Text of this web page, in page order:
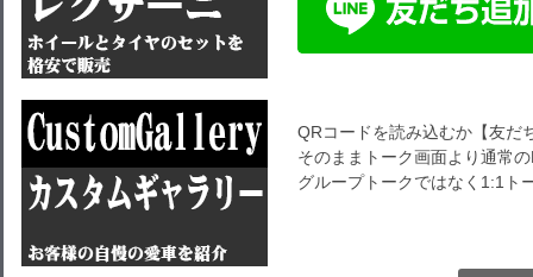
QRコードを読み込むか【友だ
そのままトーク画面より通常
グループトークではなく1:1ト